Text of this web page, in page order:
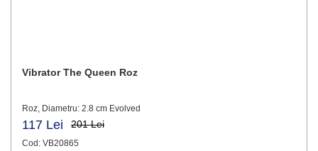
Vibrator The Queen Roz
Roz, Diametru: 2.8 cm Evolved
117 Lei 201 Lei
Cod: VB20865